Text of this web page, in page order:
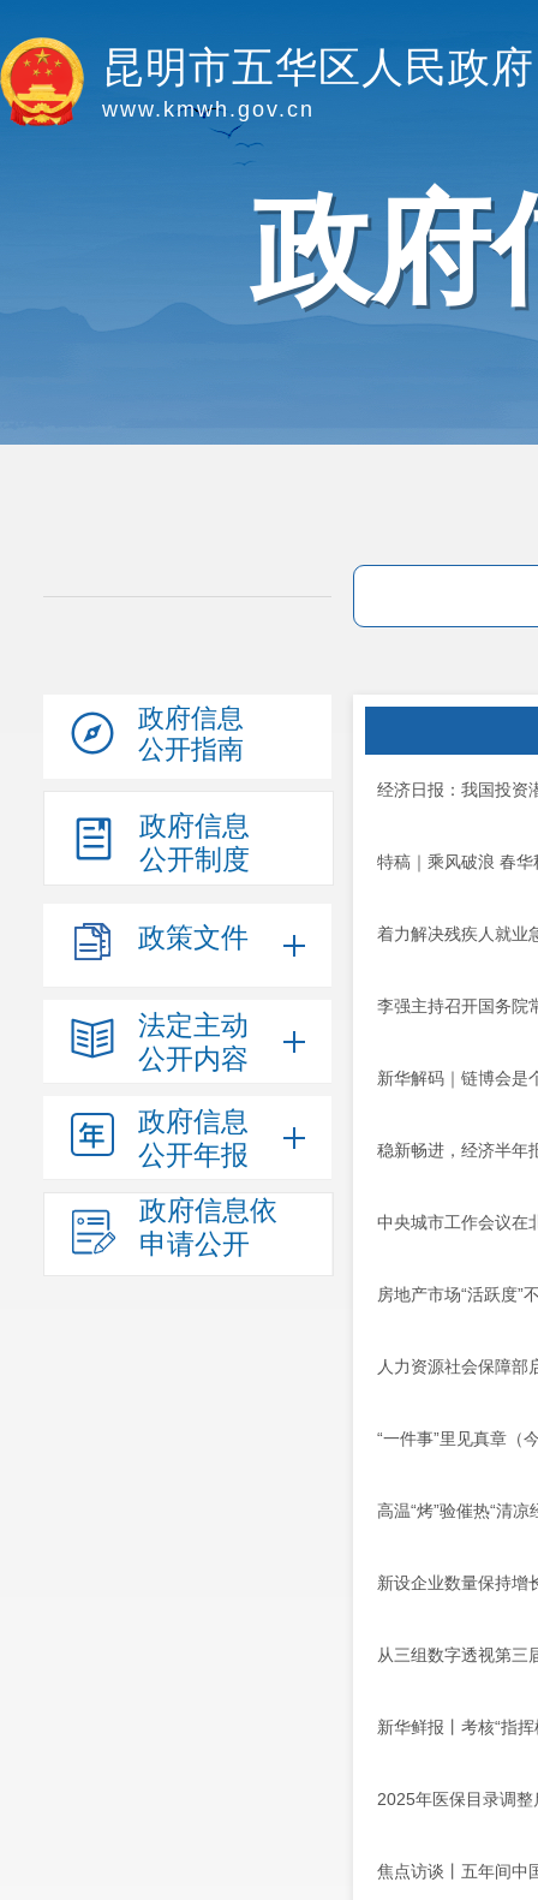
昆明市五华区人民政府
www.kmwh.gov.cn
政府
政府信息
公开指南
政府信息
公开制度
政策文件
法定主动
公开内容
政府信息
公开年报
政府信息依
申请公开
经济日报：我国投资
特稿｜乘风破浪 春
着力解决残疾人就业
李强主持召开国务院
新华解码｜链博会是
稳新畅进，经济半年
中央城市工作会议在
房地产市场“活跃度”
人力资源社会保障部
“一件事”里见真章（
高温“烤”验催热“清
新设企业数量保持增
从三组数字透视第三
新华鲜报丨考核“指
2025年医保目录调整
焦点访谈丨五年间中